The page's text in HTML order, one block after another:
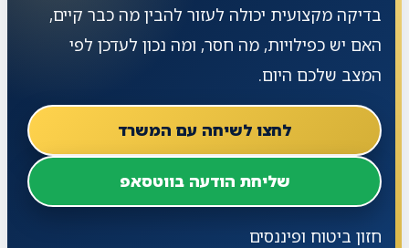
בדיקה מקצועית יכולה לעזור להבין מה כבר קיים,
האם יש כפילויות, מה חסר, ומה נכון לעדכן לפי
המצב שלכם היום.
לחצו לשיחה עם המשרד
שליחת הודעה בווטסאפ
חזון ביטוח ופיננסים